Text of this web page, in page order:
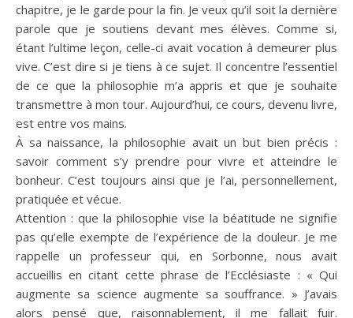
chapitre, je le garde pour la fin. Je veux qu’il soit la dernière
parole que je soutiens devant mes élèves. Comme si,
étant l’ultime leçon, celle-ci avait vocation à demeurer plus
vive. C’est dire si je tiens à ce sujet. Il concentre l’essentiel
de ce que la philosophie m’a appris et que je souhaite
transmettre à mon tour. Aujourd’hui, ce cours, devenu livre,
est entre vos mains.
À sa naissance, la philosophie avait un but bien précis :
savoir comment s’y prendre pour vivre et atteindre le
bonheur. C’est toujours ainsi que je l’ai, personnellement,
pratiquée et vécue.
Attention : que la philosophie vise la béatitude ne signifie
pas qu’elle exempte de l’expérience de la douleur. Je me
rappelle un professeur qui, en Sorbonne, nous avait
accueillis en citant cette phrase de l’Ecclésiaste : « Qui
augmente sa science augmente sa souffrance. » J’avais
alors pensé que, raisonnablement, il me fallait fuir.